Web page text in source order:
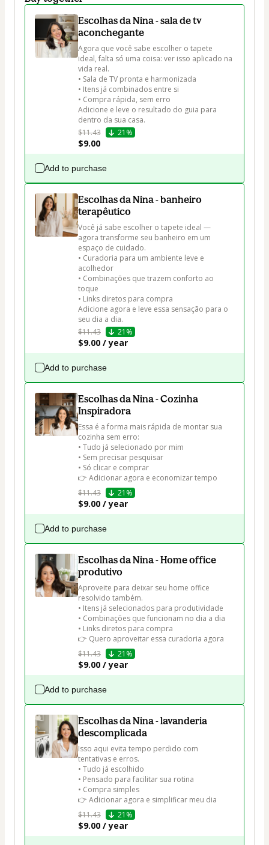
Escolhas da Nina - sala de tv
aconchegante
Agora que você sabe escolher o tapete
ideal, falta só uma coisa: ver isso aplicado na
vida real.
• Sala de TV pronta e harmonizada
• Itens já combinados entre si
• Compra rápida, sem erro
Adicione e leve o resultado do guia para
dentro da sua casa.
$11.43
21%
$9.00
Add to purchase
Escolhas da Nina - banheiro
terapêutico
Você já sabe escolher o tapete ideal —
agora transforme seu banheiro em um
espaço de cuidado.
• Curadoria para um ambiente leve e
acolhedor
• Combinações que trazem conforto ao
toque
• Links diretos para compra
Adicione agora e leve essa sensação para o
seu dia a dia.
$11.43
21%
$9.00 / year
Add to purchase
Escolhas da Nina - Cozinha
Inspiradora
Essa é a forma mais rápida de montar sua
cozinha sem erro:
• Tudo já selecionado por mim
• Sem precisar pesquisar
• Só clicar e comprar
👉 Adicionar agora e economizar tempo
$11.43
21%
$9.00 / year
Add to purchase
Escolhas da Nina - Home office
produtivo
Aproveite para deixar seu home office
resolvido também.
• Itens já selecionados para produtividade
• Combinações que funcionam no dia a dia
• Links diretos para compra
👉 Quero aproveitar essa curadoria agora
$11.43
21%
$9.00 / year
Add to purchase
Escolhas da Nina - lavanderia
descomplicada
Isso aqui evita tempo perdido com
tentativas e erros.
• Tudo já escolhido
• Pensado para facilitar sua rotina
• Compra simples
👉 Adicionar agora e simplificar meu dia
$11.43
21%
$9.00 / year